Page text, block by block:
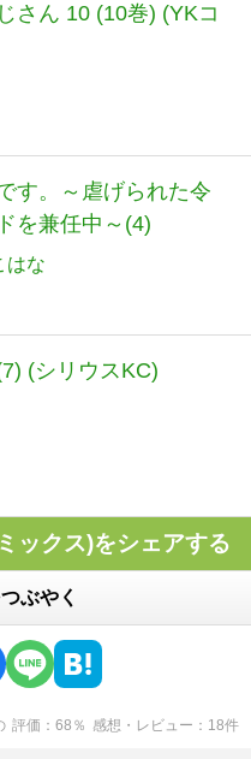
さん 10 (10巻) (YKコ
す。～虐げられた令
を兼任中～(4)
はな
(シリウスKC)
ックス)をシェアする
ぶやく
評価 68 ％ 感想・レビュー 18件